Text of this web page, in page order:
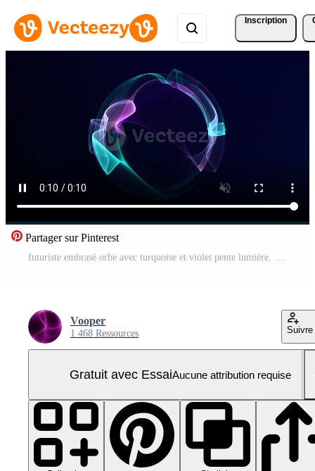
Inscription
Partager sur Pinterest
futuriste embrasé orbe avec turquoise et violet pente lumière. abstrait virtuel sphère avec lisse écoulement énergie et Profond numérique atmosphère sur foncé Contexte. Vidéo Pro
Vooper
1 468 Ressources Suivre
Gratuit avec EssaiAucune attribution requise